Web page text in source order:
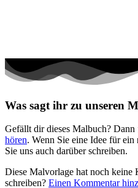
Musik und Musikinstrumente
Sommer und Feiertage
Sport
Teddys und Pferde
Tiere und Natur
Was sagt ihr zu unseren
Gefällt dir dieses Malbuch? Dann
hören. Wenn Sie eine Idee für ein
Sie uns auch darüber schreiben.
Diese Malvorlage hat noch keine
schreiben? Einen Kommentar